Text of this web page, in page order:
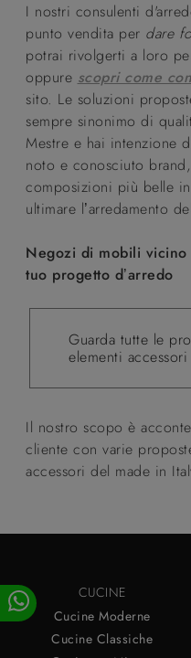
I nostri consulenti
punto vendita per dare
potrai rivolgerti a loro
oppure scopri come
sito. Le soluzioni
sempre sinonimo di
Mestre e hai intenzione
noto e conosciuto
composizioni più belle
ultimare l’arredamento
Negozi di mobili
tuo progetto d’arredo
Guarda tutte le
elementi accessori
Il nostro scopo è
cliente con varie
accessori del made in
CUCINE
Cucine Moderne
Cucine Classiche